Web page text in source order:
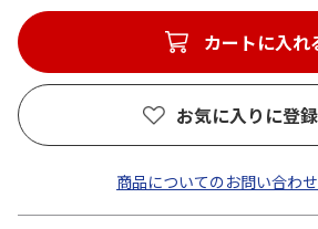
カートに入れ
お気に入りに登
商品についてのお問い合わ